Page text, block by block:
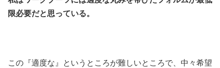
限必要だと思っている。
この『適度な』というところが難しいところで、中々希望